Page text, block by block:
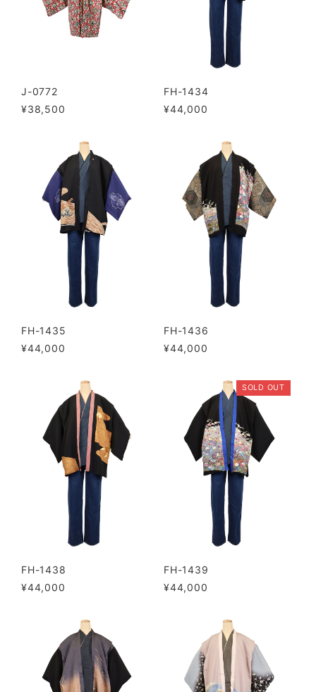
J-0772
¥38,500
FH-1434
¥44,000
FH-1435
¥44,000
FH-1436
¥44,000
FH-1438
¥44,000
SOLD OUT
FH-1439
¥44,000